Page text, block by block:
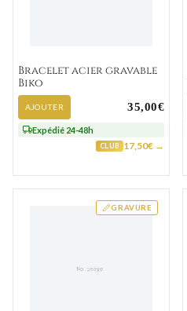
Bracelet acier gravable
Biko
AJOUTER 35,00€
Expédié 24-48h
CLUB 17,50€ →
GRAVURE